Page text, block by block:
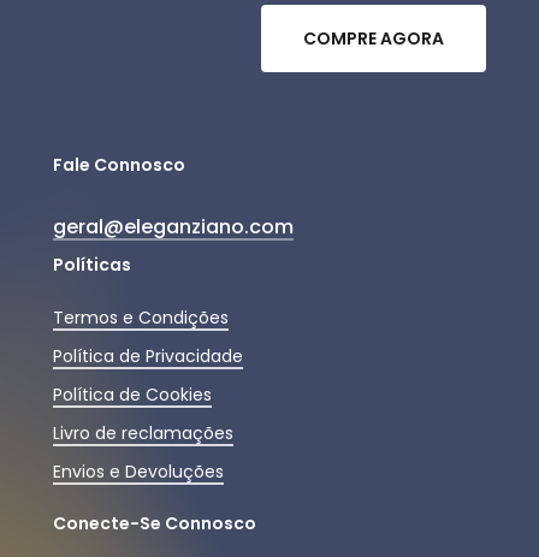
COMPREAGORA
Fale Connosco
geral@eleganziano.com
Políticas
Termos e Condições
Política de Privacidade
Política de Cookies
Livro de reclamações
Envios e Devoluções
Conecte-Se Connosco